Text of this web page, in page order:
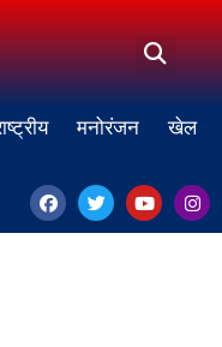
मनोरंजन खेल